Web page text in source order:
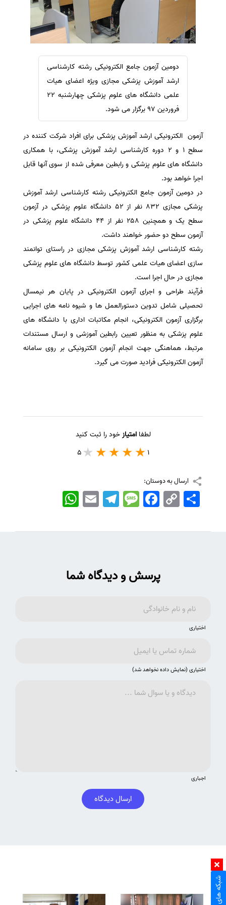
ترجمه عربی به فارسی
مشاهده همه زبان ها
سفارش ویرایش
سفارش پارافریز
سفارش فرمت‌بندی
سفارش کاهش کمیت
سفارش معرفی مجله
سفارش معرفی مقاله
سفارش معرفی کتاب
سفارش ترجمه مولتی‌مدیا
سفارش گویندگی
سفارش تولید محتوا
سفارش ترجمه همزمان
سفارش چکیده گرافیکی
سفارش تهیه کاورلتر
سفارش انگیزه‌نامه‌SOP
دومین آزمون جامع الکترونیکی رشته کارشناسی
ارشد آموزش پزشکی مجازی ویژه اعضای هیات
علمی دانشگاه های علوم پزشکی چهارشنبه ۲۲
فروردین ۹۷ برگزار می شود.
آزمون الکترونیکی ارشد آموزش پزشکی برای افراد شرکت کننده در
سطح ۱ و ۲ دوره کارشناسی ارشد آموزش پزشکی، با همکاری
دانشگاه های علوم پزشکی و رابطین معرفی شده از سوی آنها قابل
اجرا خواهد بود.
در دومین آزمون جامع الکترونیکی رشته کارشناسی ارشد آموزش
پزشکی مجازی ۸۳۲ نفر از ۵۲ دانشگاه علوم پزشکی در آزمون
سطح یک و همچنین ۲۵۸ نفر از ۴۴ دانشگاه علوم پزشکی در
آزمون سطح دو حضور خواهند داشت.
رشته کارشناسی ارشد آموزش پزشکی مجازی در راستای توانمند
سازی اعضای هیات علمی کشور توسط دانشگاه های علوم پزشکی
مجازی در حال اجرا است.
فرآیند طراحی و اجرای آزمون الکترونیکی در پایان هر نیمسال
تحصیلی شامل تدوین دستورالعمل ها و شیوه نامه های اجرایی
برگزاری آزمون الکترونیکی، انجام مکاتبات اداری با دانشگاه های
علوم پزشکی به منظور تعیین رابطین آموزشی و ارسال مستندات
مرتبط، هماهنگی جهت انجام آزمون الکترونیکی بر روی سامانه
آزمون الکترونیکی فرادید صورت می گیرد.
لطفاامتیازخود را ثبت کنید
1
5
ارسال به دوستان:
WhatsApp EmailTelegramMessageFacebook Copy
Link
اشتراک
پرسش و دیدگاه شما
اختیاری
اختیاری (نمایش داده نخواهد شد)
اجباری
ارسال دیدگاه